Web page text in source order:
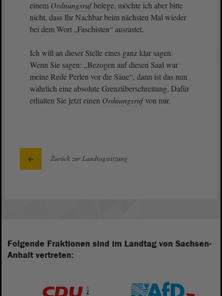
einem Ordnungsrufbelege, möchte ich aber bitte
nicht, dass Ihr Nachbar beim nächsten Mal wieder
bei dem Wort „Faschisten“ ausrastet.
Ich will an dieser Stelle eines ganz klar sagen:
Wenn Sie sagen: „Bezogen auf diesen Saal war
meine Rede Perlen vor die Säue“, dann ist das nun
wahrlich eine absolute Grenzüberschreitung. Dafür
erhalten Sie jetzt einen Ordnungsrufvon mir.
Zurück zur Landtagssitzung
Folgende Fraktionen sind im Landtag von Sachsen-
Anhalt vertreten: